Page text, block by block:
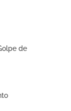
de